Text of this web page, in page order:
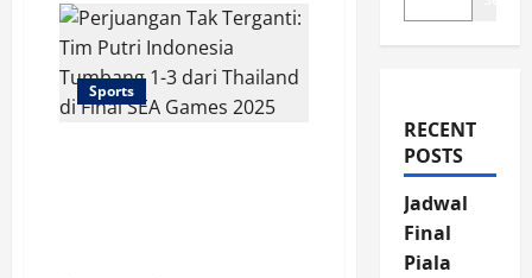
Sports
RECENT
POSTS
Jadwal
Final
Piala